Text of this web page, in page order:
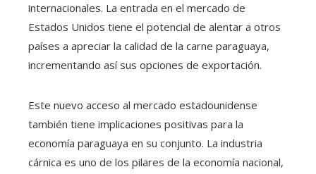
internacionales. La entrada en el mercado de
Estados Unidos tiene el potencial de alentar a otros
países a apreciar la calidad de la carne paraguaya,
incrementando así sus opciones de exportación.
Este nuevo acceso al mercado estadounidense
también tiene implicaciones positivas para la
economía paraguaya en su conjunto. La industria
cárnica es uno de los pilares de la economía nacional,